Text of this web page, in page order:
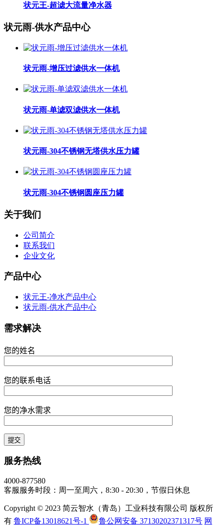
状元王-超滤大流量净水器
状元雨-供水产品中心
状元雨-增压过滤供水一体机
状元雨-单滤双滤供水一体机
状元雨-304不锈钢无塔供水压力罐
状元雨-304不锈钢圆座压力罐
关于我们
公司简介
联系我们
企业文化
产品中心
状元王-净水产品中心
状元雨-供水产品中心
需求解决
您的姓名
您的联系电话
您的净水需求
服务热线
4000-877580
客服服务时段：周一至周六，8:30 - 20:30，节假日休息
Copyright © 2023 简云智水（青岛）工业科技有限公司 版权所
有 鲁ICP备13018621号-1 鲁公网安备 37130202371317号 网